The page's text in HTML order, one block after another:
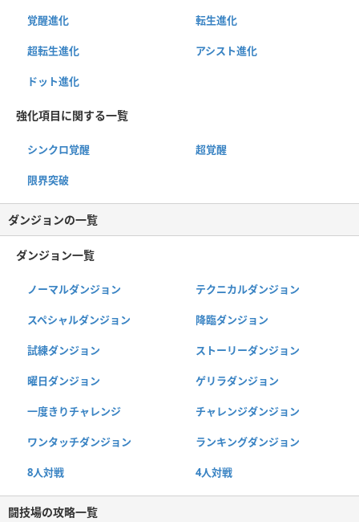
覚醒進化 転生進化
超転生進化 アシスト進化
ドット進化
強化項目に関する一覧
シンクロ覚醒 超覚醒
限界突破
ダンジョンの一覧
ダンジョン一覧
ノーマルダンジョン テクニカルダンジョン
スペシャルダンジョン 降臨ダンジョン
試練ダンジョン ストーリーダンジョン
曜日ダンジョン ゲリラダンジョン
一度きりチャレンジ チャレンジダンジョン
ワンタッチダンジョン ランキングダンジョン
8人対戦 4人対戦
闘技場の攻略一覧